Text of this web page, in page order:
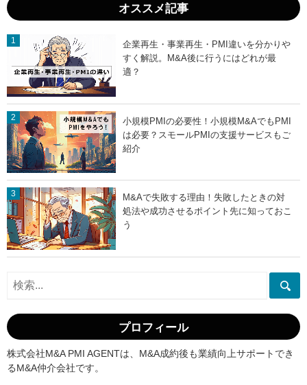
オススメ記事
企業再生・事業再生・PMI違いを分かりや
すく解説。M&A後に行うにはどれが最
適？
小規模PMIの必要性！小規模M&AでもPMI
は必要？スモールPMIの支援サービスもご
紹介
M&Aで失敗する理由！失敗したときの対
処法や成功させるポイント先に知っておこ
う
プロフィール
株式会社M&A PMI AGENTは、M&A成約後も業績向上サポートでき
るM&A仲介会社です。